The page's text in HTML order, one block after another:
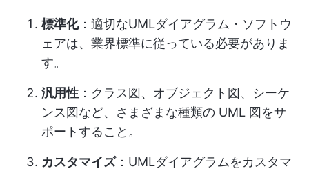
標準化：適切なUMLダイアグラム・ソフトウ
ェアは、業界標準に従っている必要がありま
す。
汎用性 ：クラス図、オブジェクト図、シーケ
ンス図など、さまざまな種類の UML 図をサ
ポートすること。
カスタマイズ：UMLダイアグラムをカスタマ